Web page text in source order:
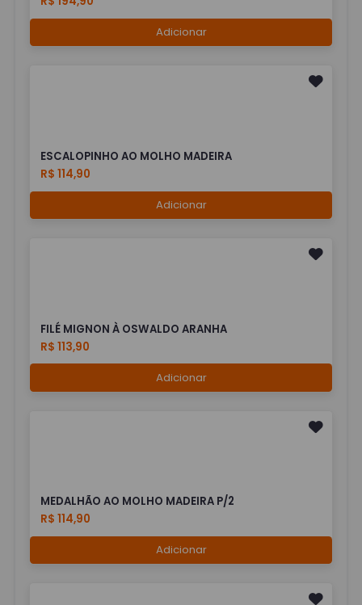
Adicionar
ESCALOPINHO AO MOLHO MADEIRA
R$ 114,90
Adicionar
FILÉ MIGNON À OSWALDO ARANHA
R$ 113,90
Adicionar
MEDALHÃO AO MOLHO MADEIRA P/2
R$ 114,90
Adicionar